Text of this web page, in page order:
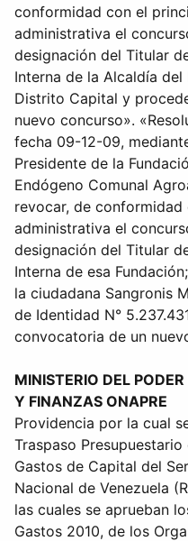
conformidad con el
administrativa el
designación del Titular
Interna de la Alcaldía
Distrito Capital y
nuevo concurso».
fecha 09-12-09,
Presidente de la
Endógeno Comunal
revocar, de
administrativa el
designación del Titular
Interna de esa
la ciudadana Sangronis
de Identidad N°
convocatoria de un
MINISTERIO DEL
Y FINANZAS ONAPRE
Providencia por la cual
Traspaso
Gastos de Capital del
Nacional de Venezuela
las cuales se aprueban
Gastos 2010, de los